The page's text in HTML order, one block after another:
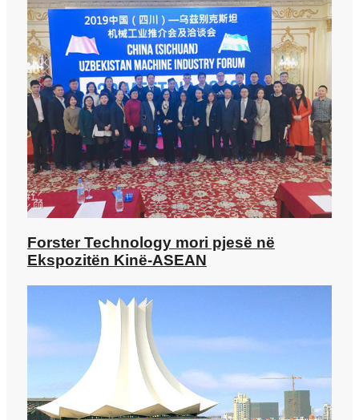
Forster Technology mori pjesë në
Ekspozitën Kinë-ASEAN